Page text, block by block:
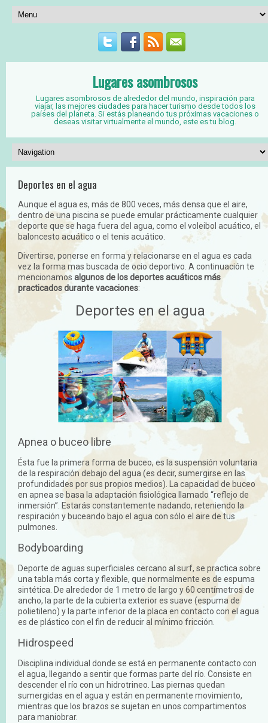
Lugares asombrosos
Lugares asombrosos de alrededor del mundo, inspiración para
viajar, las mejores ciudades para hacer turismo desde todos los
países del planeta. Si estás planeando tus próximas vacaciones o
deseas visitar virtualmente el mundo, este es tu blog.
Deportes en el agua
Aunque el agua es, más de 800 veces, más densa que el aire,
dentro de una piscina se puede emular prácticamente cualquier
deporte que se haga fuera del agua, como el voleibol acuático, el
baloncesto acuático o el tenis acuático.
Divertirse, ponerse en forma y relacionarse en el agua es cada
vez la forma mas buscada de ocio deportivo. A continuación te
mencionamos algunos de los deportes acuáticos más
practicados durante vacaciones:
Deportes en el agua
Apnea o buceo libre
Ésta fue la primera forma de buceo, es la suspensión voluntaria
de la respiración debajo del agua (es decir, sumergirse en las
profundidades por sus propios medios). La capacidad de buceo
en apnea se basa la adaptación fisiológica llamado “reflejo de
inmersión”. Estarás constantemente nadando, reteniendo la
respiración y buceando bajo el agua con sólo el aire de tus
pulmones.
Bodyboarding
Deporte de aguas superficiales cercano al surf, se practica sobre
una tabla más corta y flexible, que normalmente es de espuma
sintética. De alrededor de 1 metro de largo y 60 centímetros de
ancho, la parte de la cubierta exterior es suave (espuma de
polietileno) y la parte inferior de la placa en contacto con el agua
es de plástico con el fin de reducir al mínimo fricción.
Hidrospeed
Disciplina individual donde se está en permanente contacto con
el agua, llegando a sentir que formas parte del río. Consiste en
descender el río con un hidrotrineo. Las piernas quedan
sumergidas en el agua y están en permanente movimiento,
mientras que los brazos se sujetan en unos compartimentos
para maniobrar.